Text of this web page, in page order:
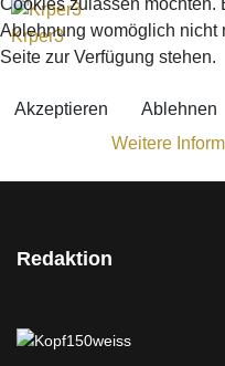
Krper3
Redaktion
Cookies zulassen möchten.
Ablehnung womöglich nicht
Seite zur Verfügung stehen.
Akzeptieren
Ablehnen
Weitere